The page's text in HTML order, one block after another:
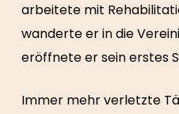
arbeitete mit
wanderte er in die
eröffnete er sein erstes
Immer mehr verletzte